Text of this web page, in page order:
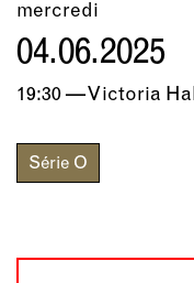
mercredi
04.06.2025
19:30 — Victoria
Série O